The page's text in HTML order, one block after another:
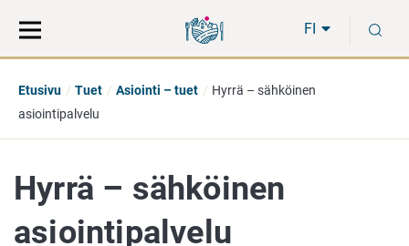
suoraan
sisältöön
koko
sivuston
FI
Etusivu Tuet Asiointi – tuet
Hyrrä – sähköinen
asiointipalvelu
Hyrrä – sähköinen
asiointipalvelu